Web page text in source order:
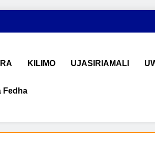
Tanzania
Pata taarifa mpya za biashara,
KILIMO UJASIRIAMALI
Fedha